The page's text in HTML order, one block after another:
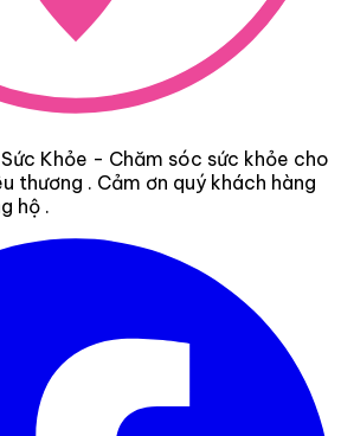
Khỏe - Chăm sóc sức khỏe cho
thương . Cảm ơn quý khách hàng
hộ .